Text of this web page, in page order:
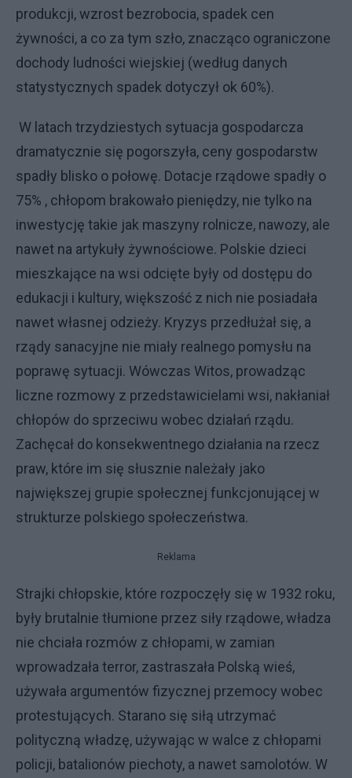
produkcji, wzrost bezrobocia, spadek cen
żywności, a co za tym szło, znacząco ograniczone
dochody ludności wiejskiej (według danych
statystycznych spadek dotyczył ok 60%).
W latach trzydziestych sytuacja gospodarcza
dramatycznie się pogorszyła, ceny gospodarstw
spadły blisko o połowę. Dotacje rządowe spadły o
75% , chłopom brakowało pieniędzy, nie tylko na
inwestycję takie jak maszyny rolnicze, nawozy, ale
nawet na artykuły żywnościowe. Polskie dzieci
mieszkające na wsi odcięte były od dostępu do
edukacji i kultury, większość z nich nie posiadała
nawet własnej odzieży. Kryzys przedłużał się, a
rządy sanacyjne nie miały realnego pomysłu na
poprawę sytuacji. Wówczas Witos, prowadząc
liczne rozmowy z przedstawicielami wsi, nakłaniał
chłopów do sprzeciwu wobec działań rządu.
Zachęcał do konsekwentnego działania na rzecz
praw, które im się słusznie należały jako
największej grupie społecznej funkcjonującej w
strukturze polskiego społeczeństwa.
Reklama
Strajki chłopskie, które rozpoczęły się w 1932 roku,
były brutalnie tłumione przez siły rządowe, władza
nie chciała rozmów z chłopami, w zamian
wprowadzała terror, zastraszała Polską wieś,
używała argumentów fizycznej przemocy wobec
protestujących. Starano się siłą utrzymać
polityczną władzę, używając w walce z chłopami
policji, batalionów piechoty, a nawet samolotów. W